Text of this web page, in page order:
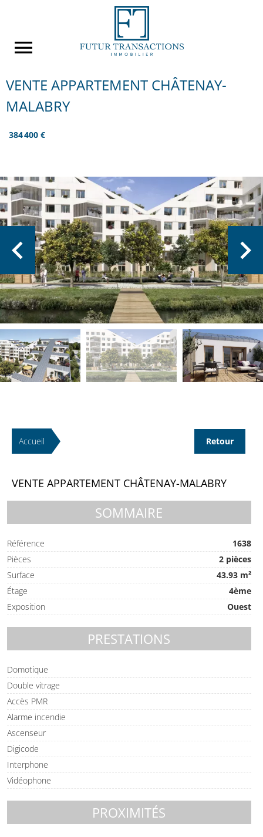
VENTE APPARTEMENT CHÂTENAY-
MALABRY
384 400 €
Accueil Retour
VENTE APPARTEMENT CHÂTENAY-MALABRY
SOMMAIRE
Référence
1638
Pièces
2 pièces
Surface
43.93 m²
Étage
4ème
Exposition
Ouest
PRESTATIONS
Domotique
Double vitrage
Accès PMR
Alarme incendie
Ascenseur
Digicode
Interphone
Vidéophone
PROXIMITÉS